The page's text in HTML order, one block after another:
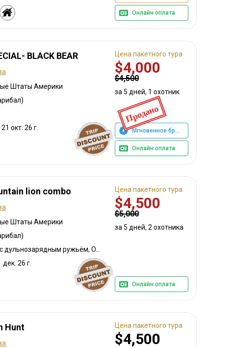
Онлайн оплата
BLACK BEAR
Штаты Америки
окт. 26 г.
Продано
Цена пакетного тура
$4,000
$4,500
за 5 дней, 1 охотник
Мгновенное бронирование
Онлайн оплата
lion combo
Штаты Америки
26 г.
Цена пакетного тура
$4,500
$5,000
за 5 дней, 2 охотника
Онлайн оплата
Hunt Цена пакетного тура
$4,500